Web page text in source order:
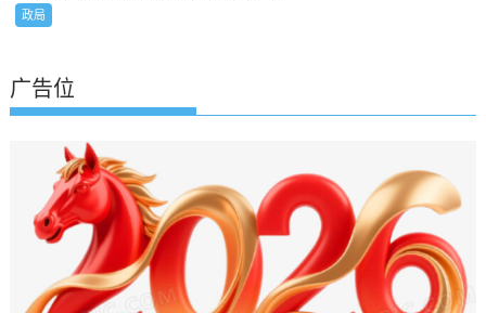
政局
广告位